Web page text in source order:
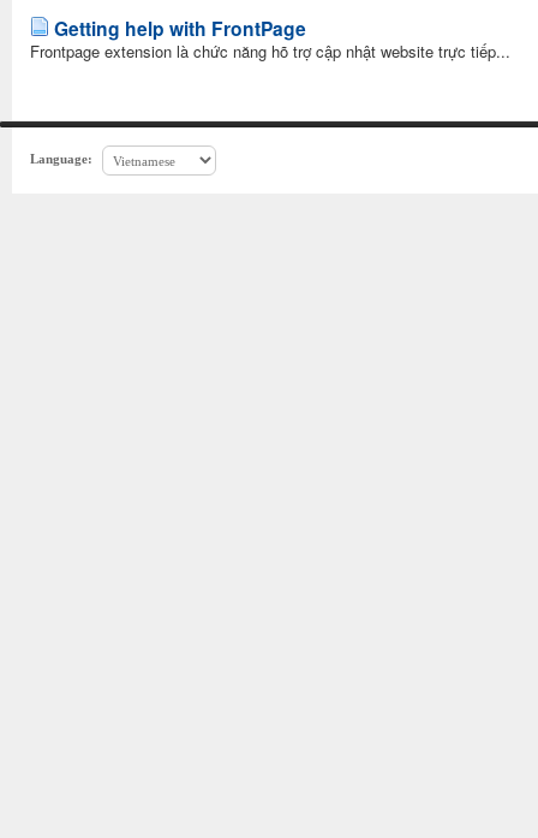
Getting help with FrontPage
Frontpage extension là chức năng hõ trợ cập nhật website trực tiếp...
Language: